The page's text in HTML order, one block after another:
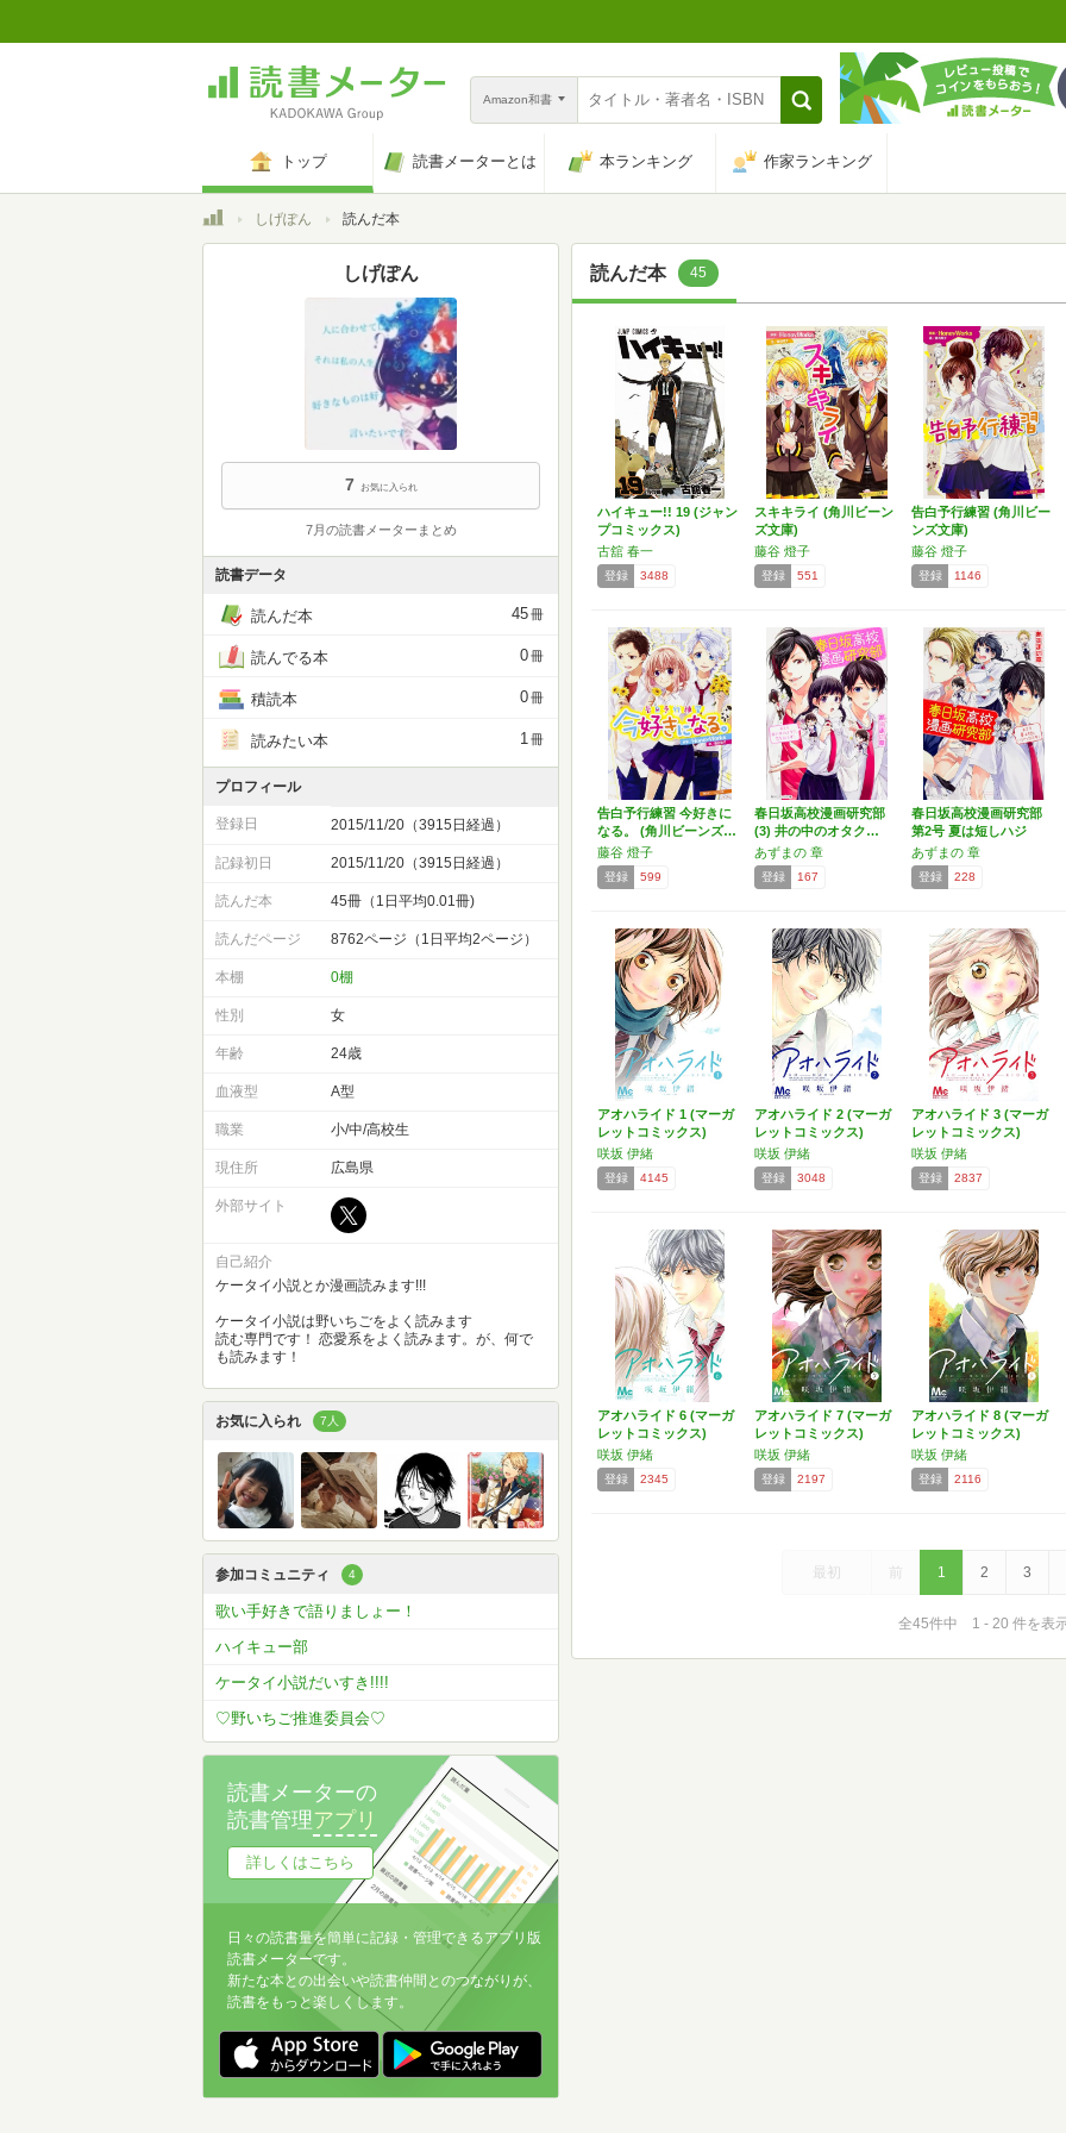
Amazon和書
トップ 読書メーターとは 本ランキング 作家ランキング
トップしげぽん 読んだ本
読んだ本 45
ハイキュー!! 19 (ジャン
プコミックス)
古舘 春一
登録 3488
スキキライ (角川ビーン
ズ文庫)
藤谷 燈子
登録 551
告白予行練習 (角川ビー
ンズ文庫)
藤谷 燈子
登録 1146
告白予行練習 今好きに
なる。 (角川ビーンズ…
藤谷 燈子
登録 599
春日坂高校漫画研究部
(3) 井の中のオタク…
あずまの 章
登録 167
春日坂高校漫画研究部
第2号 夏は短しハジ
ケ…
あずまの 章
登録 228
アオハライド 1 (マーガ
レットコミックス)
咲坂 伊緒
登録 4145
アオハライド 2 (マーガ
レットコミックス)
咲坂 伊緒
登録 3048
アオハライド 3 (マーガ
レットコミックス)
咲坂 伊緒
登録 2837
アオハライド 6 (マーガ
レットコミックス)
咲坂 伊緒
登録 2345
アオハライド 7 (マーガ
レットコミックス)
咲坂 伊緒
登録 2197
アオハライド 8 (マーガ
レットコミックス)
咲坂 伊緒
登録 2116
最初 前 1 2 3
全45件中 1 - 20 件を表
しげぽん
7 お気に入られ
7月の読書メーターまとめ
読書データ
読んだ本 45冊
読んでる本 0冊
積読本 0冊
読みたい本 1冊
プロフィール
登録日 2015/11/20（3915日経過）
記録初日 2015/11/20（3915日経過）
読んだ本 45冊（1日平均0.01冊)
読んだページ 8762ページ（1日平均2ページ）
本棚 0棚
性別 女
年齢 24歳
血液型 A型
職業 小/中/高校生
現住所 広島県
外部サイト
自己紹介
ケータイ小説とか漫画読みます!!!
ケータイ小説は野いちごをよく読みます
読む専門です！ 恋愛系をよく読みます。が、何で
も読みます！
お気に入られ 7人
参加コミュニティ 4
歌い手好きで語りましょー！
ハイキュー部
ケータイ小説だいすき!!!!
♡野いちご推進委員会♡
読書メーターの
読書管理アプリ
詳しくはこちら
日々の読書量を簡単に記録・管理できるアプリ版
読書メーターです。
新たな本との出会いや読書仲間とのつながりが、
読書をもっと楽しくします。